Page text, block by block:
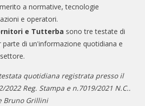
a normative, tecnologie
e operatori.
e Tutterba sono tre testate di
di un'informazione quotidiana e
quotidiana registrata presso il
Reg. Stampa e n.7019/2021 N.C..
Bruno Grillini